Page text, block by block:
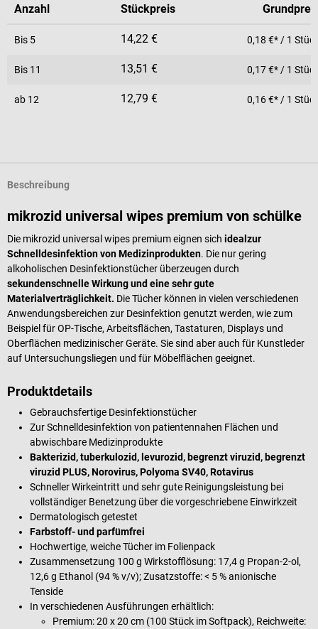
Anzahl Stückpreis
Bis 5 14,22 € 0,18 €* / 1
Bis 11 13,51 € 0,17 €* / 1
ab 12 12,79 € 0,16 €* / 1
Beschreibung
mikrozid universal wipes premium von schülke
Die mikrozid universal wipes premium eignen sich ideal zur
Schnelldesinfektion von Medizinprodukten. Die nur gering
alkoholischen Desinfektionstücher überzeugen durch
sekundenschnelle Wirkung und eine sehr gute
Materialverträglichkeit. Die Tücher können in vielen verschiedenen
Anwendungsbereichen zur Desinfektion genutzt werden, wie zum
Beispiel für OP-Tische, Arbeitsflächen, Tastaturen, Displays und
Oberflächen medizinischer Geräte. Sie sind aber auch für Kunstleder
auf Untersuchungsliegen und für Möbelflächen geeignet.
Produktdetails
Gebrauchsfertige Desinfektionstücher
Zur Schnelldesinfektion von patientennahen Flächen und
abwischbare Medizinprodukte
Bakterizid, tuberkulozid, levurozid, begrenzt viruzid, begrenzt
viruzid PLUS, Norovirus, Polyoma SV40, Rotavirus
Schneller Wirkeintritt und sehr gute Reinigungsleistung bei
vollständiger Benetzung über die vorgeschriebene Einwirkzeit
Dermatologisch getestet
Farbstoff- und parfümfrei
Hochwertige, weiche Tücher im Folienpack
Zusammensetzung 100 g Wirkstofflösung: 17,4 g Propan-2-ol,
12,6 g Ethanol (94 % v/v); Zusatzstoffe: < 5 % anionische
Tenside
In verschiedenen Ausführungen erhältlich:
Premium: 20 x 20 cm (100 Stück im Softpack), Reichweite: